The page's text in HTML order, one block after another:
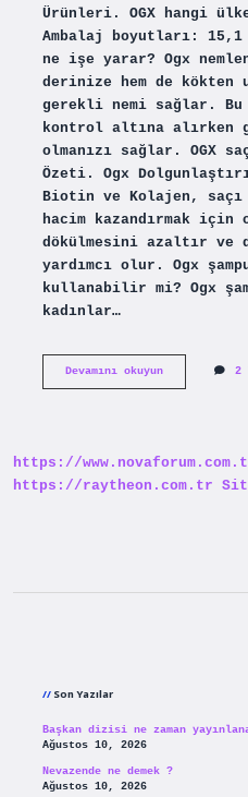
Ürünleri. OGX hangi
Ambalaj boyutları: 15,1
ne işe yarar? Ogx
derinize hem de
gerekli nemi sağlar. Bu
kontrol altına alırken
olmanızı sağlar. OGX
Özeti. Ogx
Biotin ve Kolajen, saçı
hacim kazandırmak
dökülmesini azaltır ve
yardımcı olur. Ogx
kullanabilir mi? Ogx
kadınlar…
Devamını okuyunOgx
2
https://
https://raytheon.com.tr
Son Yazılar
Başkan dizisi ne zaman
Ağustos 10, 2026
Nevazende ne demek ?
Ağustos 10, 2026